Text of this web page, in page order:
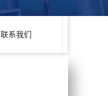
联系我们